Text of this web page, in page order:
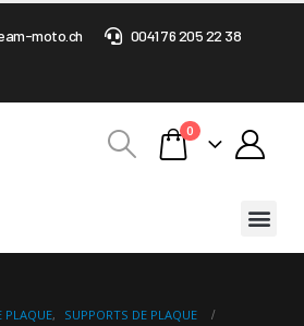
moto.ch 0041 76 205 22 38
0
PLAQUE,
SUPPORTS DE PLAQUE